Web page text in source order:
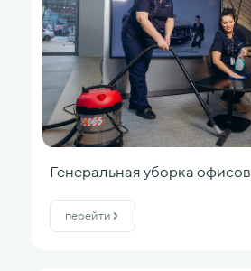
Генеральная уборка офисов
перейти